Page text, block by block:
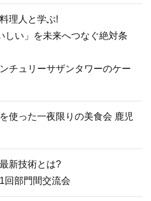
理人と学ぶ!
しい」を未来へつなぐ絶対条
チュリーサザンタワーのケー
使った一夜限りの美食会 鹿児
新技術とは?
回部門間交流会